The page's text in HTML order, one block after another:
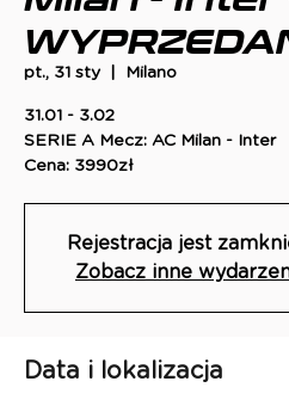
pt., 31 sty Milano
31.01 - 3.02
SERIE A Mecz: AC Milan - Inter
Rejestracja jest
Zobacz inne
Data i lokalizacja